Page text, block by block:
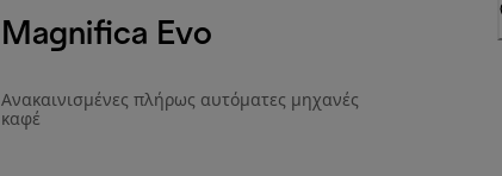
Magnifica Evo
Ανακαινισμένες πλήρως αυτόματες μηχανές
καφέ